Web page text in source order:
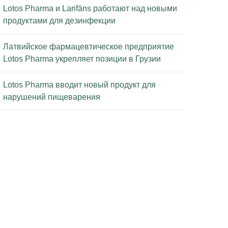
Lotos Pharma и Larifāns работают над новыми
продуктами для дезинфекции
Латвийское фармацевтическое предприятие
Lotos Pharma укрепляет позиции в Грузии
Lotos Pharma вводит новый продукт для
нарушений пищеварения